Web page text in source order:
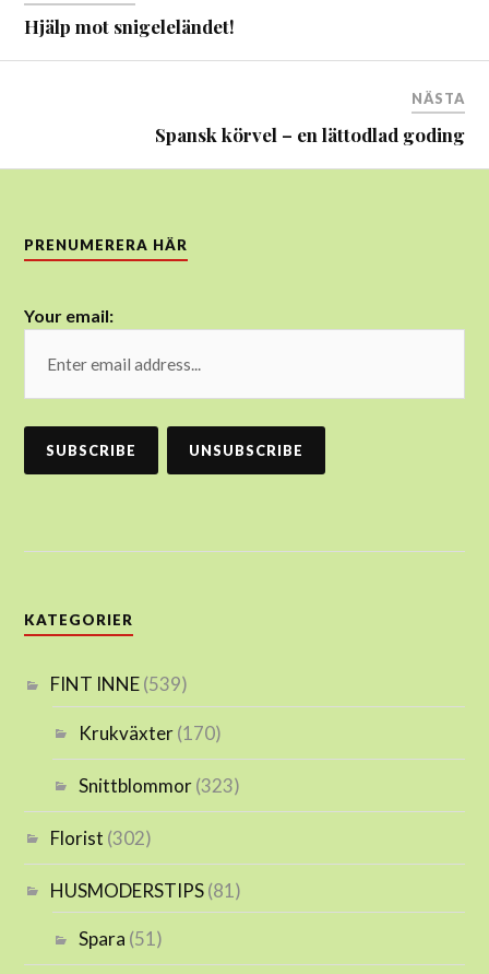
Hjälp mot snigeleländet!
NÄSTA
Spansk körvel – en lättodlad goding
PRENUMERERA HÄR
Your email:
KATEGORIER
FINT INNE(539)
Krukväxter(170)
Snittblommor(323)
Florist (302)
HUSMODERSTIPS(81)
Spara (51)